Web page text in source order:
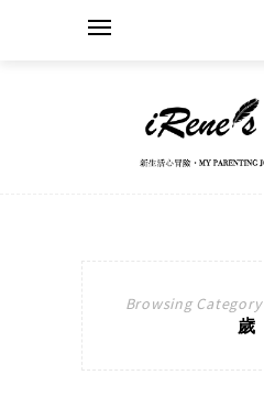
Browsing Category
歲